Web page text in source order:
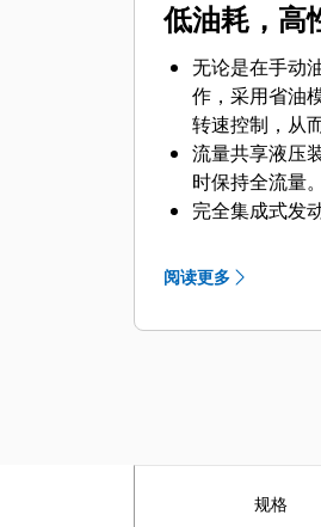
低油耗，高
无论是在手动
作，采用省油
转速控制，从
流量共享液压
时保持全流量。
完全集成式发
发动机怠速停
提高了液压速
阅读更多
规格